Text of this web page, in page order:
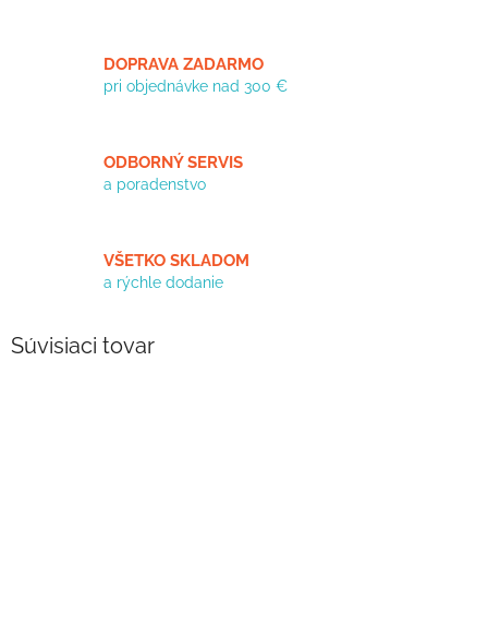
DOPRAVA ZADARMO
pri objednávke nad 300 €
ODBORNÝ SERVIS
a poradenstvo
VŠETKO SKLADOM
a rýchle dodanie
Súvisiaci tovar